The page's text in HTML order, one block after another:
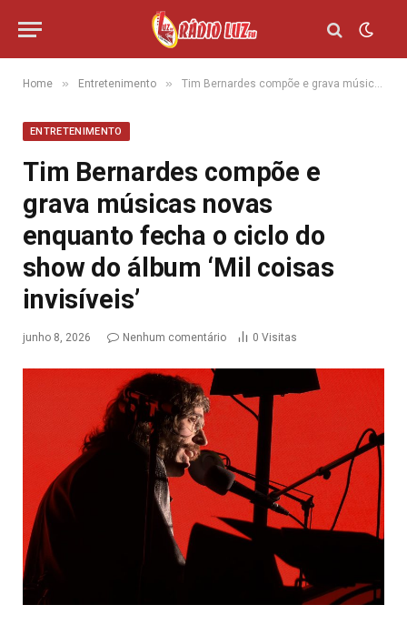
Home » Entretenimento » Tim Bernardes compõe e grava músicas novas enquanto fecha o ciclo do show do álbum ‘Mil coisas invisíveis’
ENTRETENIMENTO
Tim Bernardes compõe e
grava músicas novas
enquanto fecha o ciclo do
show do álbum ‘Mil coisas
invisíveis’
junho 8, 2026 Nenhum comentário 0 Visitas